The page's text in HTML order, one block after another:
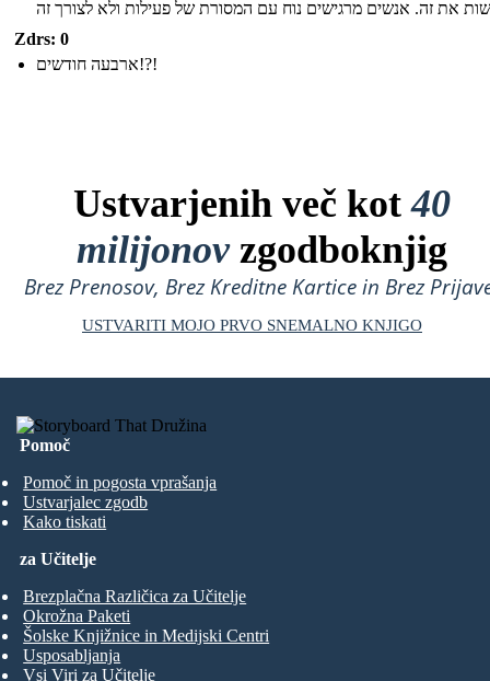
Zdrs: 0
ארבעה חודשים!?!
Ustvarjenih več kot40
milijonovzgodboknjig
Brez Prenosov, Brez Kreditne Kartice in Brez
USTVARITI MOJO PRVO SNEMALNO KNJIGO
Pomoč
Pomoč in pogosta vprašanja
Ustvarjalec zgodb
Kako tiskati
za Učitelje
Brezplačna Različica za Učitelje
Okrožna Paketi
Šolske Knjižnice in Medijski Centri
Usposabljanja
Vsi Viri za Učitelje